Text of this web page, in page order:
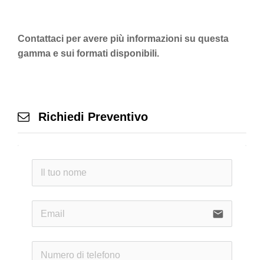
Contattaci per avere più informazioni su questa
gamma e sui formati disponibili.
Richiedi Preventivo
email